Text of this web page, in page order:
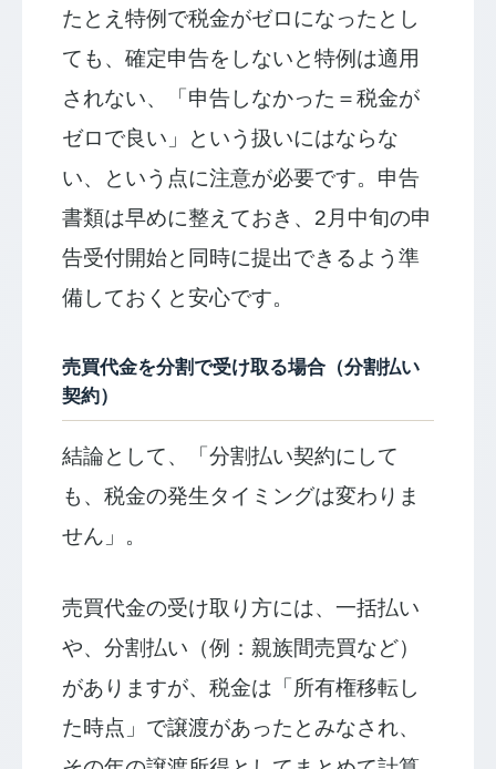
たとえ特例で税金がゼロになったとし
ても、確定申告をしないと特例は適用
されない、「申告しなかった＝税金が
ゼロで良い」という扱いにはならな
い、という点に注意が必要です。申告
書類は早めに整えておき、2月中旬の申
告受付開始と同時に提出できるよう準
備しておくと安心です。
売買代金を分割で受け取る場合（分割払い
契約）
結論として、「分割払い契約にして
も、税金の発生タイミングは変わりま
せん」。
売買代金の受け取り方には、一括払い
や、分割払い（例：親族間売買など）
がありますが、税金は「所有権移転し
た時点」で譲渡があったとみなされ、